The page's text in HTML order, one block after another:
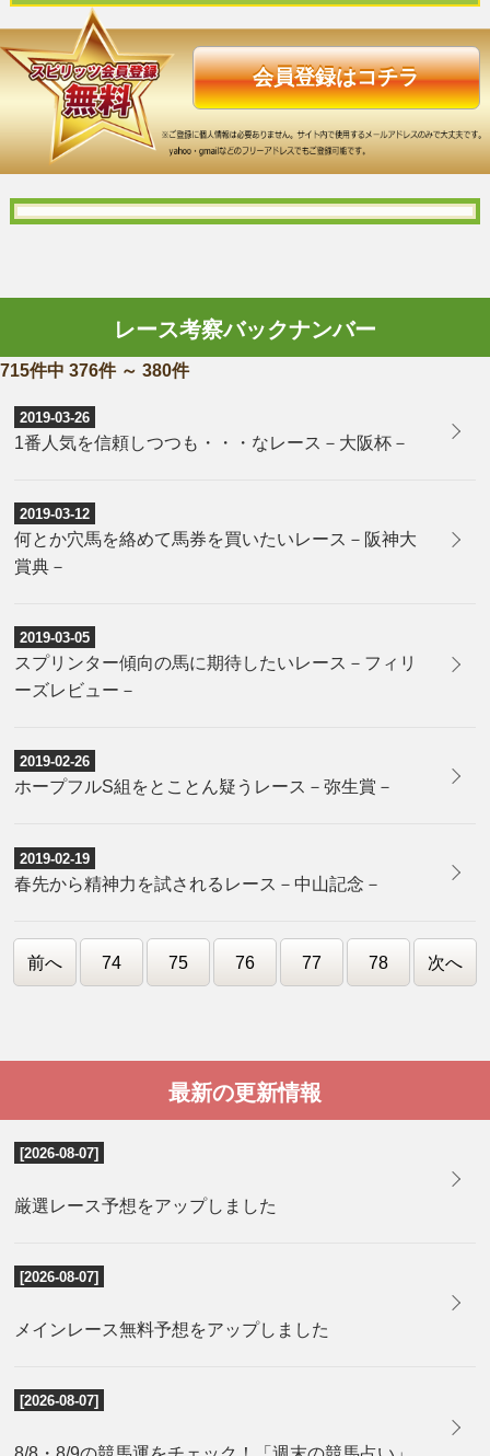
会員登録はコチラ
レース考察バックナンバー
715件中 376件 ～ 380件
2019-03-26
1番人気を信頼しつつも・・・なレース－大阪杯－
2019-03-12
何とか穴馬を絡めて馬券を買いたいレース－阪神大
賞典－
2019-03-05
スプリンター傾向の馬に期待したいレース－フィリ
ーズレビュー－
2019-02-26
ホープフルS組をとことん疑うレース－弥生賞－
2019-02-19
春先から精神力を試されるレース－中山記念－
前へ 74 75 76 77 78 次へ
最新の更新情報
[2026-08-07]
厳選レース予想をアップしました
[2026-08-07]
メインレース無料予想をアップしました
[2026-08-07]